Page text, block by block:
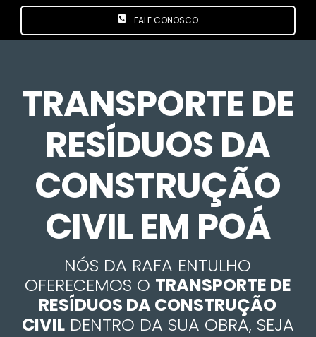
FALE CONOSCO
TRANSPORTE DE
RESÍDUOS DA
CONSTRUÇÃO
CIVIL EM POÁ
NÓS DA RAFA ENTULHO
OFERECEMOS O TRANSPORTE DE
RESÍDUOS DA CONSTRUÇÃO
CIVILDENTRO DA SUA OBRA, SEJA